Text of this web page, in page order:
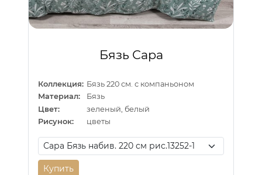
Бязь Сара
Коллекция: Бязь 220 см. с компаньоном
Материал:
Бязь
Цвет:
зеленый, белый
Рисунок:
цветы
Купить